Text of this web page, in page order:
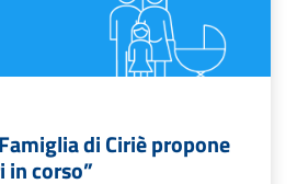
di Ciriè propone
in corso”